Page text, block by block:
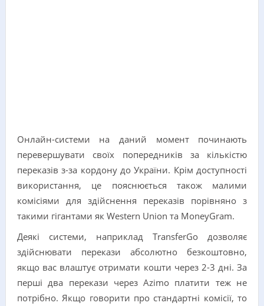
Онлайн-системи на даний момент починають
перевершувати своїх попередників за кількістю
переказів з-за кордону до України. Крім доступності
використання, це пояснюється також малими
комісіями для здійснення переказів порівняно з
такими гігантами як Western Union та MoneyGram.
Деякі системи, наприклад TransferGo дозволяє
здійснювати перекази абсолютно безкоштовно,
якщо вас влаштує отримати кошти через 2-3 дні. За
перші два перекази через Azimo платити теж не
потрібно. Якщо говорити про стандартні комісії, то